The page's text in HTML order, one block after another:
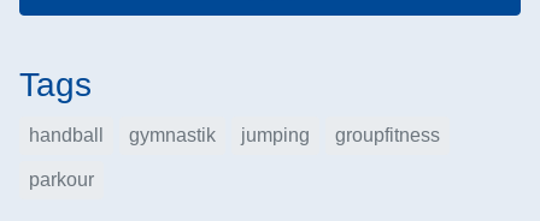
Tags
handball gymnastik jumping groupfitness
parkour